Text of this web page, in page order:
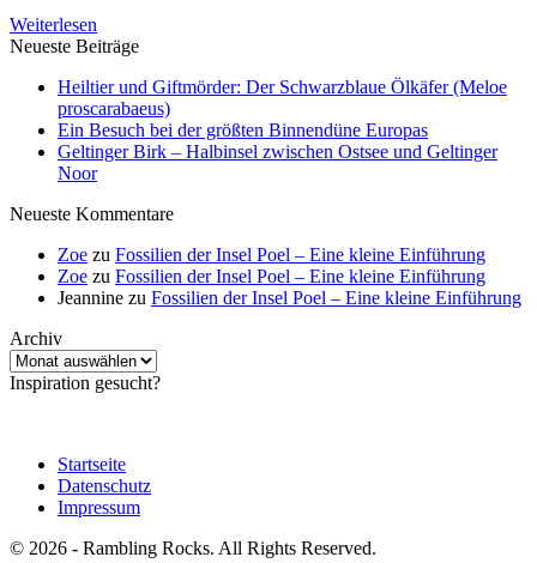
Weiterlesen
Neueste Beiträge
Heiltier und Giftmörder: Der Schwarzblaue Ölkäfer (Meloe
proscarabaeus)
Ein Besuch bei der größten Binnendüne Europas
Geltinger Birk – Halbinsel zwischen Ostsee und Geltinger
Noor
Neueste Kommentare
Zoe zu Fossilien der Insel Poel – Eine kleine Einführung
Zoe zu Fossilien der Insel Poel – Eine kleine Einführung
Jeannine zu Fossilien der Insel Poel – Eine kleine Einführung
Archiv
Archiv
Inspiration gesucht?
Startseite
Datenschutz
Impressum
© 2026 - Rambling Rocks. All Rights Reserved.